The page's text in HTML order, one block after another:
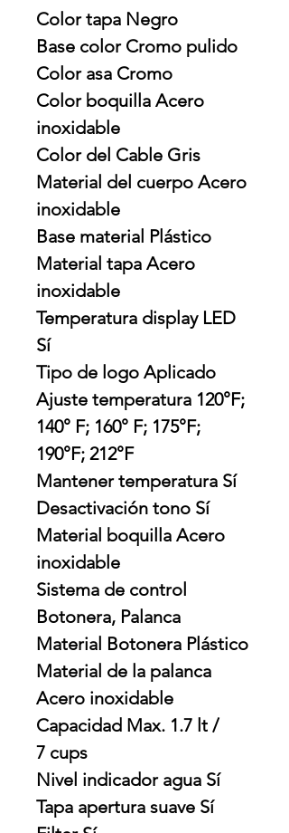
Color tapa Negro
Base color Cromo pulido
Color asa Cromo
Color boquilla Acero
inoxidable
Color del Cable Gris
Material del cuerpo Acero
inoxidable
Base material Plástico
Material tapa Acero
inoxidable
Temperatura display LED
Sí
Tipo de logo Aplicado
Ajuste temperatura 120°F;
140° F; 160° F; 175°F;
190°F; 212°F
Mantener temperatura Sí
Desactivación tono Sí
Material boquilla Acero
inoxidable
Sistema de control
Botonera, Palanca
Material Botonera Plástico
Material de la palanca
Acero inoxidable
Capacidad Max. 1.7 lt /
7 cups
Nivel indicador agua Sí
Tapa apertura suave Sí